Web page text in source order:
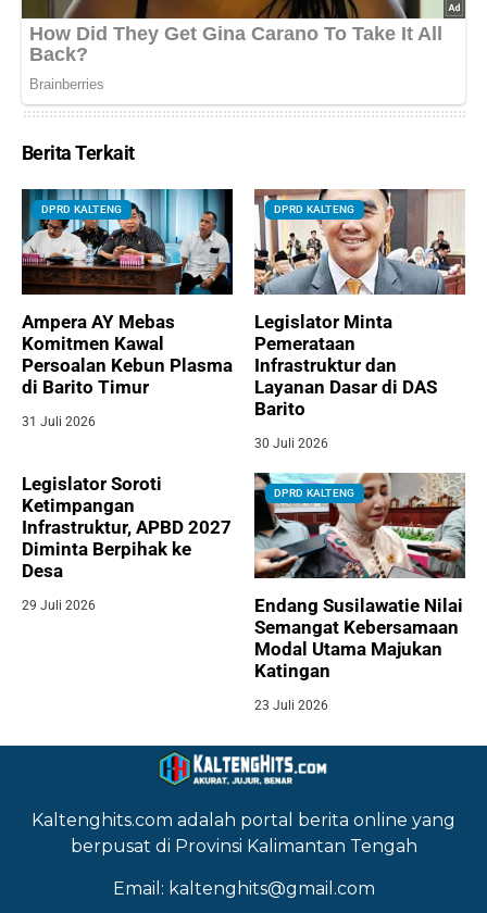
Berita Terkait
DPRD KALTENG
Ampera AY Mebas
Komitmen Kawal
Persoalan Kebun Plasma
di Barito Timur
31 Juli 2026
DPRD KALTENG
Legislator Minta
Pemerataan
Infrastruktur dan
Layanan Dasar di DAS
Barito
30 Juli 2026
Legislator Soroti
Ketimpangan
Infrastruktur, APBD 2027
Diminta Berpihak ke
Desa
29 Juli 2026
DPRD KALTENG
Endang Susilawatie Nilai
Semangat Kebersamaan
Modal Utama Majukan
Katingan
23 Juli 2026
Kaltenghits.com adalah portal berita online yang
berpusat di Provinsi Kalimantan Tengah
Email: kaltenghits@gmail.com